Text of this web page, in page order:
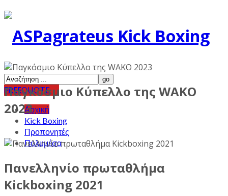
FREEQUOTE
Αρχική
Kick Boxing
Προπονητές
Πολυμέσα
Παγκόσμιο Κύπελλο της WAKO
2023
Πανελληνίο πρωταθλήμα
Kickboxing 2021